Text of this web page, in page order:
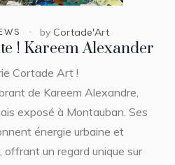
by Cortade'Art
! Kareem Alexander
Cortade Art !
de Kareem Alexandre,
exposé à Montauban. Ses
énergie urbaine et
un regard unique sur